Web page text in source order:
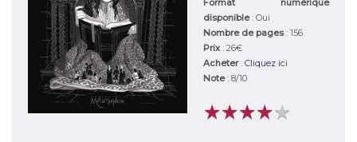
Format numérique
disponible: Oui
Nombre de pages: 156
Prix: 26€
Acheter: Cliquez ici
Note: 8/10
★★★★★
★★★★★